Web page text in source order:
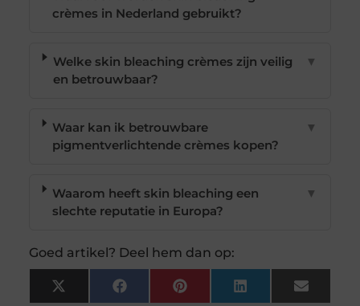
crèmes in Nederland gebruikt?
Welke skin bleaching crèmes zijn veilig
en betrouwbaar?
▼
Waar kan ik betrouwbare
pigmentverlichtende crèmes kopen?
▼
Waarom heeft skin bleaching een
slechte reputatie in Europa?
▼
Goed artikel? Deel hem dan op:
X FacebookPinterest LinkedIn Email